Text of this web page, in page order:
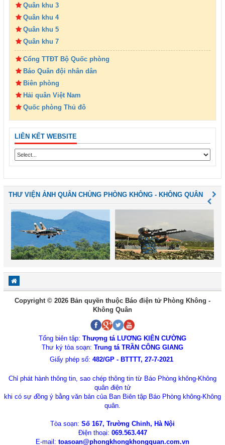
Quân khu 3
Quân khu 4
Quân khu 5
Quân khu 7
Cổng TTĐT Bộ Quốc phòng
Báo Quân đội nhân dân
Biên phòng
Hải quân Việt Nam
Quốc phòng Thủ đô
LIÊN KẾT WEBSITE
THƯ VIỆN ẢNH QUÂN CHỦNG PHÒNG KHÔNG - KHÔNG QUÂN
Copyright © 2026 Bản quyền thuộc Báo điện tử Phòng Không -
Không Quân
Tổng biên tập: Thượng tá LƯƠNG KIÊN CƯỜNG
Thư ký tòa soạn: Trung tá TRẦN CÔNG GIANG
Giấy phép số: 482/GP - BTTTT, 27-7-2021
Chỉ phát hành thông tin, sao chép thông tin từ Báo Phòng không-Không
quân điện tử
khi có sự đồng ý bằng văn bản của Ban Biên tập Báo Phòng không-Không
quân.
Tòa soạn: Số 167, Trường Chinh, Hà Nội
Điện thoại: 069.563.447
E-mail: toasoan@phongkhongkhongquan.com.vn